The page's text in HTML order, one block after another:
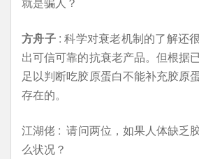
方舟子: 科学对衰老机制的了解还
出可信可靠的抗衰老产品。但根据
足以判断吃胶原蛋白不能补充胶原
存在的。
江湖佬 : 请问两位，如果人体缺乏
么状况？